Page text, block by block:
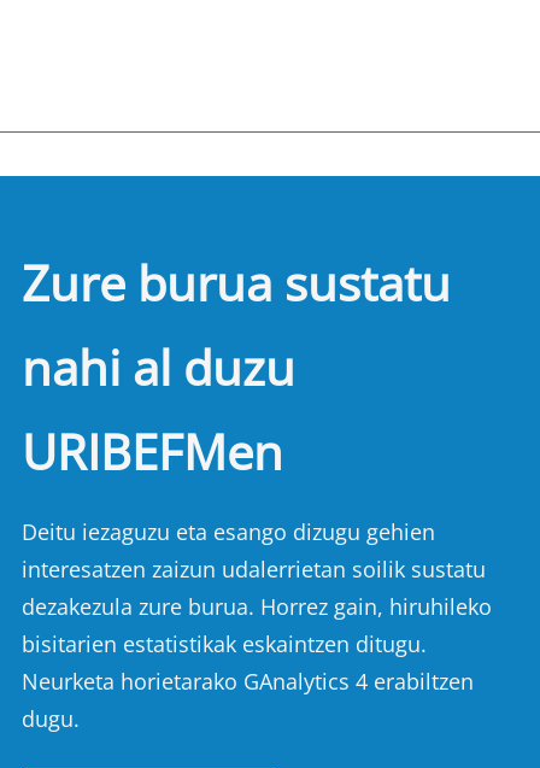
Zure burua sustatu
nahi al duzu
URIBEFMen
Deitu iezaguzu eta esango dizugu gehien
interesatzen zaizun udalerrietan soilik sustatu
dezakezula zure burua. Horrez gain, hiruhileko
bisitarien estatistikak eskaintzen ditugu.
Neurketa horietarako GAnalytics 4 erabiltzen
dugu.